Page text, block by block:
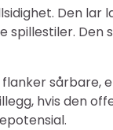
Den lar
spillestiler.
sårbare,
hvis den